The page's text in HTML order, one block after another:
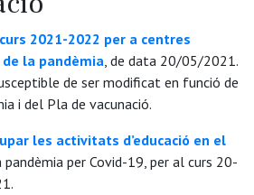
2021-2022 per a centres
la pandèmia, de data 20/05/2021.
de ser modificat en funció de
i del Pla de vacunació.
les activitats d’educació en el
per Covid-19, per al curs 20-